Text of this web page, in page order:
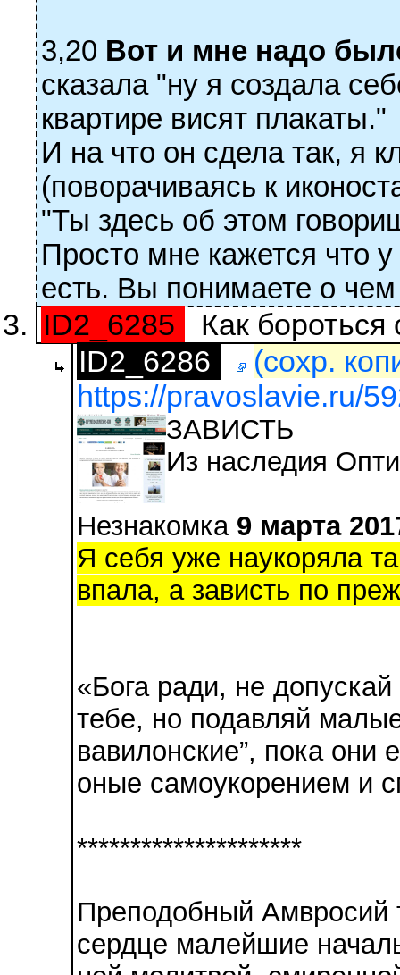
3,20 Вот и мне надо
сказала "ну я создала
квартире висят плакаты."
И на что он сдела так, я
(поворачиваясь к
"Ты здесь об этом
Просто мне кажется что
есть. Вы понимаете о
ID2_6285
Как бороться
ID2_6286
(сохр.
https://pravoslavie.ru/
ЗАВИСТЬ
Из наследия
Незнакомка 9 марта
Я себя уже наукоряла
впала, а зависть по
«Бога ради, не
тебе, но подавляй
вавилонские”, пока
оные самоукорением и
*********************
Преподобный Амвросий
сердце малейшие